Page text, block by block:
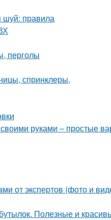
шуй: правила
перголы
спринклеры,
руками – простые
от экспертов (фото и
Полезные и